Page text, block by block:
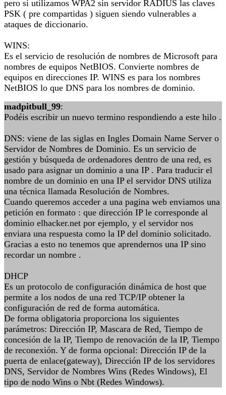
pero si utilizamos WPA2 sin servidor RADIUS las claves
PSK ( pre compartidas ) siguen siendo vulnerables a
ataques de diccionario.
WINS:
Es el servicio de resolución de nombres de Microsoft para
nombres de equipos NetBIOS. Convierte nombres de
equipos en direcciones IP. WINS es para los nombres
NetBIOS lo que DNS para los nombres de dominio.
madpitbull_99:
Podéis escribir un nuevo termino respondiendo a este hilo .
DNS: viene de las siglas en Ingles Domain Name Server o
Servidor de Nombres de Dominio. Es un servicio de
gestión y búsqueda de ordenadores dentro de una red, es
usado para asignar un dominio a una IP . Para traducir el
nombre de un dominio en una IP el servidor DNS utiliza
una técnica llamada Resolución de Nombres.
Cuando queremos acceder a una pagina web enviamos una
petición en formato : que dirección IP le corresponde al
dominio elhacker.net por ejemplo, y el servidor nos
enviara una respuesta como la IP del dominio solicitado.
Gracias a esto no tenemos que aprendernos una IP sino
recordar un nombre .
DHCP
Es un protocolo de configuración dinámica de host que
permite a los nodos de una red TCP/IP obtener la
configuración de red de forma automática.
De forma obligatoria proporciona los siguientes
parámetros: Dirección IP, Mascara de Red, Tiempo de
concesión de la IP, Tiempo de renovación de la IP, Tiempo
de reconexión. Y de forma opcional: Dirección IP de la
puerta de enlace(gateway), Dirección IP de los servidores
DNS, Servidor de Nombres Wins (Redes Windows), El
tipo de nodo Wins o Nbt (Redes Windows).